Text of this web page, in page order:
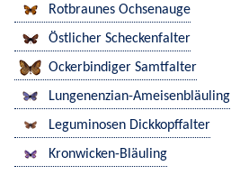
Rotbraunes Ochsenauge
Östlicher Scheckenfalter
Ockerbindiger Samtfalter
Lungenenzian-Ameisenbläuling
Leguminosen Dickkopffalter
Kronwicken-Bläuling